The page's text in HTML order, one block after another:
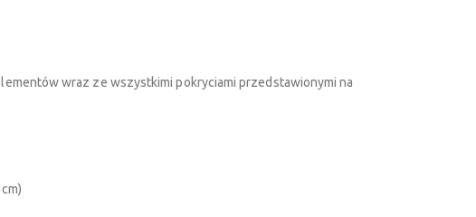
wraz ze wszystkimi pokryciami przedstawionymi na